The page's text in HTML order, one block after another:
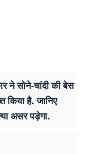
सोने-चांदी की बेस
किया है. जानिए
असर पड़ेगा.